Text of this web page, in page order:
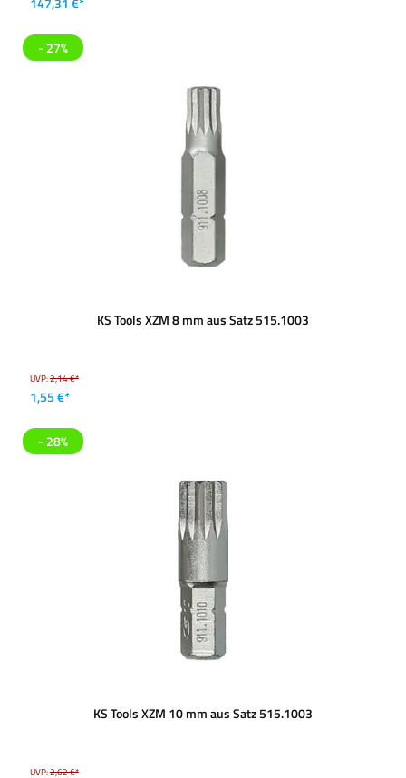
- 27%
KS Tools XZM 8 mm aus Satz 515.1003
UVP:2,14 €*
1,55 €*
- 28%
KS Tools XZM 10 mm aus Satz 515.1003
UVP:2,62 €*